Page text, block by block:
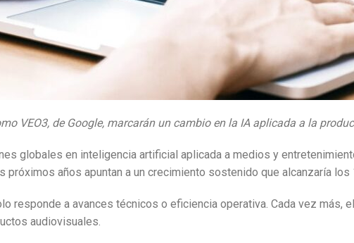
VEO3, de Google, marcarán un cambio en la IA aplicada a la
globales en inteligencia artificial aplicada a medios y
próximos años apuntan a un crecimiento sostenido que alcanzaría
responde a avances técnicos o eficiencia operativa. Cada vez
audiovisuales.